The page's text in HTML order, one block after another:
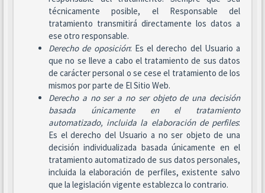
técnicamente posible, el Responsable del
tratamiento transmitirá directamente los datos a
ese otro responsable.
Derecho de oposición: Es el derecho del Usuario a
que no se lleve a cabo el tratamiento de sus datos
de carácter personal o se cese el tratamiento de los
mismos por parte de El Sitio Web.
Derecho a no ser a no ser objeto de una decisión
basada únicamente en el tratamiento
automatizado, incluida la elaboración de perfiles:
Es el derecho del Usuario a no ser objeto de una
decisión individualizada basada únicamente en el
tratamiento automatizado de sus datos personales,
incluida la elaboración de perfiles, existente salvo
que la legislación vigente establezca lo contrario.